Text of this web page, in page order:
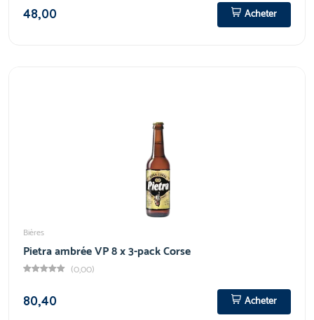
48,00
Acheter
Bières
Pietra ambrée VP 8 x 3-pack Corse
(0,00)
80,40
Acheter